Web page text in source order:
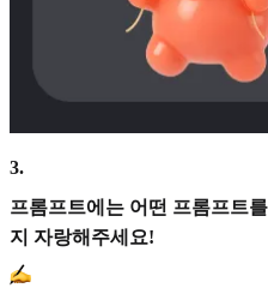
3.
프롬프트에는 어떤 프롬프트
지 자랑해주세요!